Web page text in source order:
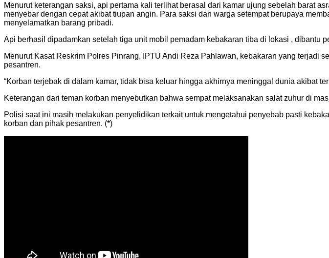
Menurut keterangan saksi, api pertama kali terlihat berasal dari kamar ujung sebelah barat
menyebar dengan cepat akibat tiupan angin. Para saksi dan warga setempat berupaya
menyelamatkan barang pribadi.
Api berhasil dipadamkan setelah tiga unit mobil pemadam kebakaran tiba di lokasi ,
Menurut Kasat Reskrim Polres Pinrang, IPTU Andi Reza Pahlawan, kebakaran yang terjadi
pesantren.
“Korban terjebak di dalam kamar, tidak bisa keluar hingga akhirnya meninggal dunia akibat
Keterangan dari teman korban menyebutkan bahwa sempat melaksanakan salat zuhur di
Polisi saat ini masih melakukan penyelidikan terkait untuk mengetahui penyebab pasti
korban dan pihak pesantren. (*)